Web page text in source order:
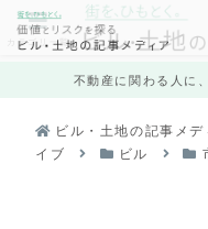
不動産に関わる人に
ビル・土地の記事メ
イブ
ビル
カテゴリ一覧